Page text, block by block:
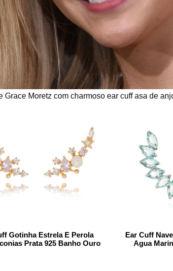
Grace Moretz com charmoso ear cuff asa de
Gotinha Estrela E Perola
Prata 925 Banho Ouro
Ear Cuff
Agua